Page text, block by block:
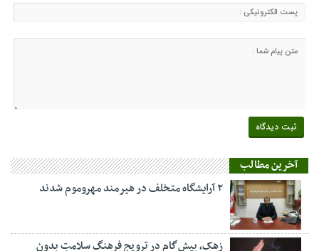
آخرین مطالب
۲ آرایشگاه متخلف در هیرمند مهروموم شدند
زهک، پیش‌گام در ترویج فرهنگ سلامتِ بدون